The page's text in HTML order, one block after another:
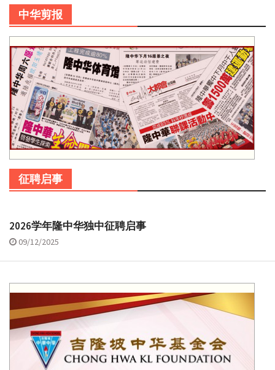
中华剪报
征聘启事
2026学年隆中华独中征聘启事
09/12/2025